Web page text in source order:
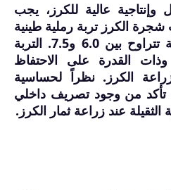
عالية للكرز، يجب
شجرة الكرز تربة رملية طينية
عميقة ذات درجة حموضة تتراوح بين 6.0 و7.5. التربة
القدرة على الاحتفاظ
الكرز. نظراً لحساسية
تأكد من وجود تصريف داخلي
عند زراعة ثمار الكرز.